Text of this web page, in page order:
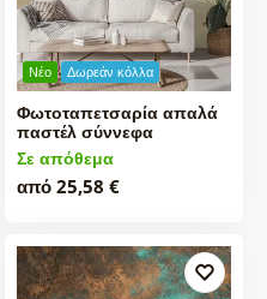
Νέο Δωρεάν κόλλα
Φωτοταπετσαρία απαλά
παστέλ σύννεφα
Σε απόθεμα
από 25,58 €